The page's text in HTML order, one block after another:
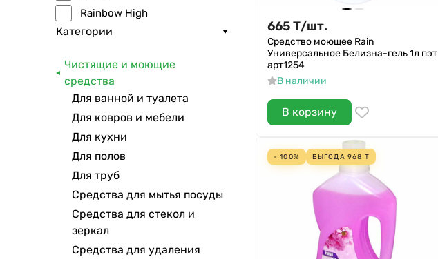
Rainbow High
GRASS
Mr.Proper
Ника
Sailor Viking
Ренессанс
МАМА ЗНАЕТ
ANT PRO
Эко-Люкс
Категории
Чистящие и моющие
средства
Для ванной и туалета
Для ковров и мебели
Для кухни
Для полов
Для труб
Средства для мытья посуды
Средства для стекол и
зеркал
Средства для удаления
665Т/шт.
Средство моющее Rain
Универсальное Белизна-гель 1л пэт
арт1254
В наличии
В корзину
- 100% ВЫГОДА 968 Т